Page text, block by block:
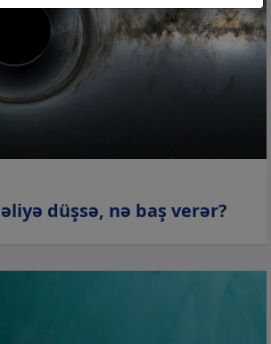
düşsə, nə baş verər?